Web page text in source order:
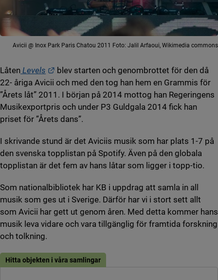
Avicii @ Inox Park Paris Chatou 2011 Foto: Jalil Arfaoui, Wikimedia commons
Låten Levels Länk till annan webbplats.
blev starten och genombrottet för den då
22- åriga Avicii och med den tog han hem en Grammis för
”Årets låt” 2011. I början på 2014 mottog han Regeringens
Musikexportpris och under P3 Guldgala 2014 fick han
priset för ”Årets dans”.
I skrivande stund är det Aviciis musik som har plats 1-7 på
den svenska topplistan på Spotify. Även på den globala
topplistan är det fem av hans låtar som ligger i topp-tio.
Som nationalbibliotek har KB i uppdrag att samla in all
musik som ges ut i Sverige. Därför har vi i stort sett allt
som Avicii har gett ut genom åren. Med detta kommer hans
musik leva vidare och vara tillgänglig för framtida forskning
och tolkning.
Hitta objekten i våra samlingar